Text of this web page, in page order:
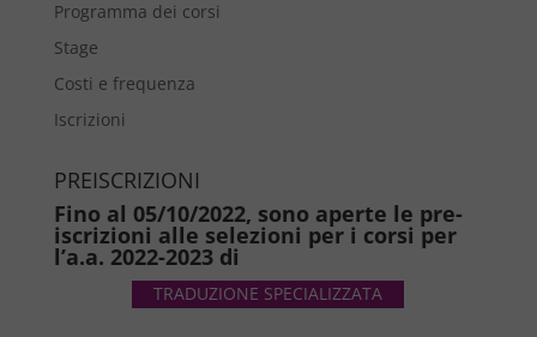
Programma dei corsi
Stage
Costi e frequenza
Iscrizioni
PREISCRIZIONI
Fino al 05/10/2022, sono aperte le pre-
iscrizioni alle selezioni per i corsi per
l’a.a. 2022-2023 di
TRADUZIONE SPECIALIZZATA